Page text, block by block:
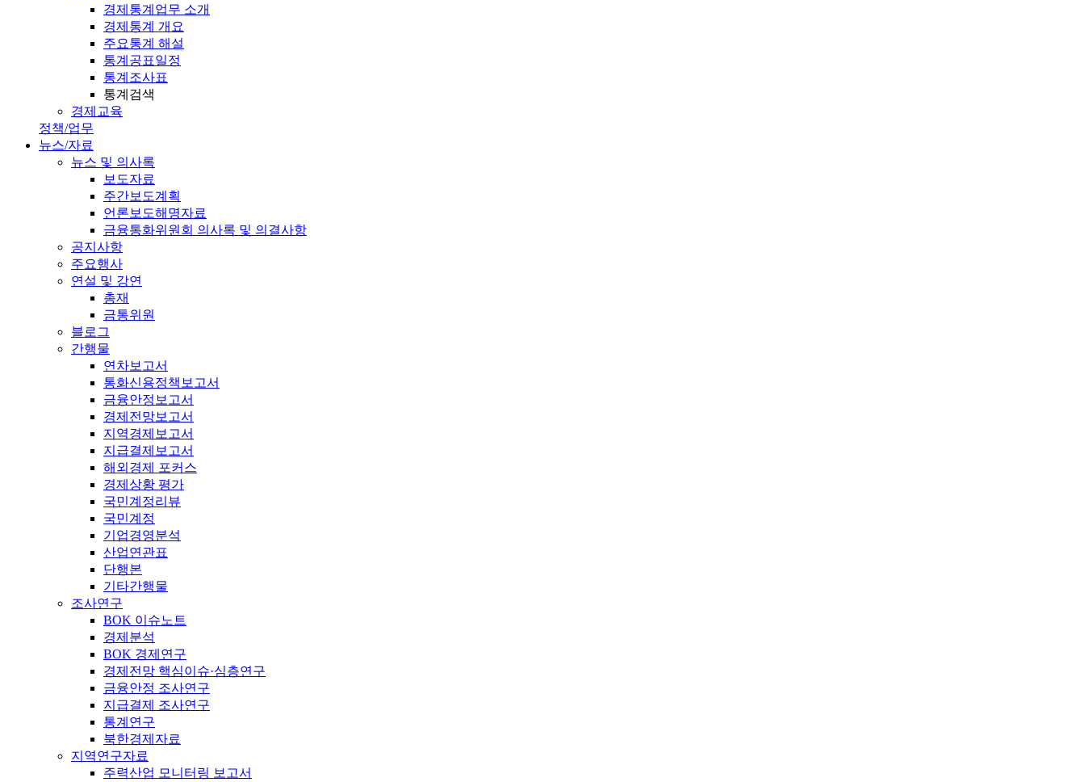
경제통계업무 소개
경제통계 개요
주요통계 해설
통계공표일정
통계조사표
통계검색
경제교육
정책/업무
뉴스/자료
뉴스 및 의사록
보도자료
주간보도계획
언론보도해명자료
금융통화위원회 의사록 및 의결사항
공지사항
주요행사
연설 및 강연
총재
금통위원
블로그
간행물
연차보고서
통화신용정책보고서
금융안정보고서
경제전망보고서
지역경제보고서
지급결제보고서
해외경제 포커스
경제상황 평가
국민계정리뷰
국민계정
기업경영분석
산업연관표
단행본
기타간행물
조사연구
BOK 이슈노트
경제분석
BOK 경제연구
경제전망 핵심이슈·심층연구
금융안정 조사연구
지급결제 조사연구
통계연구
북한경제자료
지역연구자료
주력산업 모니터링 보고서